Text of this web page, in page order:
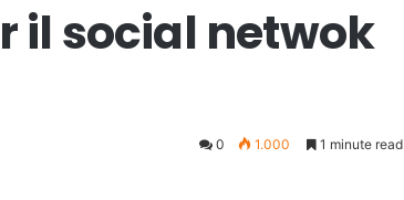
il social netwok
0 1.000 1 minute read